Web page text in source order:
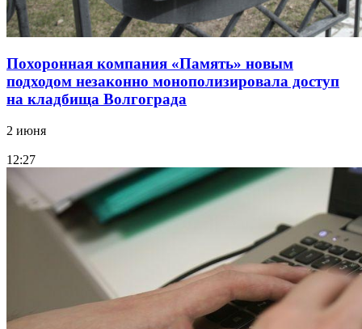
Похоронная компания «Память» новым
подходом незаконно монополизировала доступ
на кладбища Волгограда
2 июня
12:27